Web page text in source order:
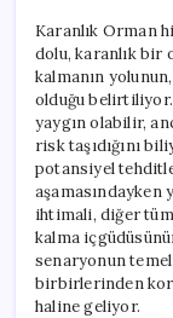
Karanlık Orman
dolu, karanlık bir
kalmanın
olduğu
yaygın olabilir,
risk taşıdığını
potansiyel
aşamasındayken
ihtimali, diğer
kalma
senaryonun
birbirlerinden
haline geliyor.